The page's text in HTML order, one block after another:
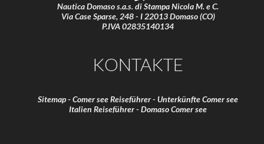
Nautica Domaso s.a.s. di Stampa Nicola M. e C.
Via Case Sparse, 248 - I 22013 Domaso (CO)
P.IVA 02835140134
KONTAKTE
Sitemap- Comer see Reiseführer- Unterkünfte Comer see
Italien Reiseführer- Domaso Comer see